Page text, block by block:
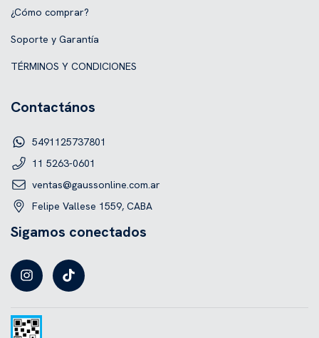
¿Cómo comprar?
Soporte y Garantía
TÉRMINOS Y CONDICIONES
Contactános
5491125737801
11 5263-0601
ventas@gaussonline.com.ar
Felipe Vallese 1559, CABA
Sigamos conectados